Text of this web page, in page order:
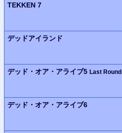
TEKKEN 7
デッドアイランド
デッド・オア・アライブ5 Last Round
デッド・オア・アライブ6